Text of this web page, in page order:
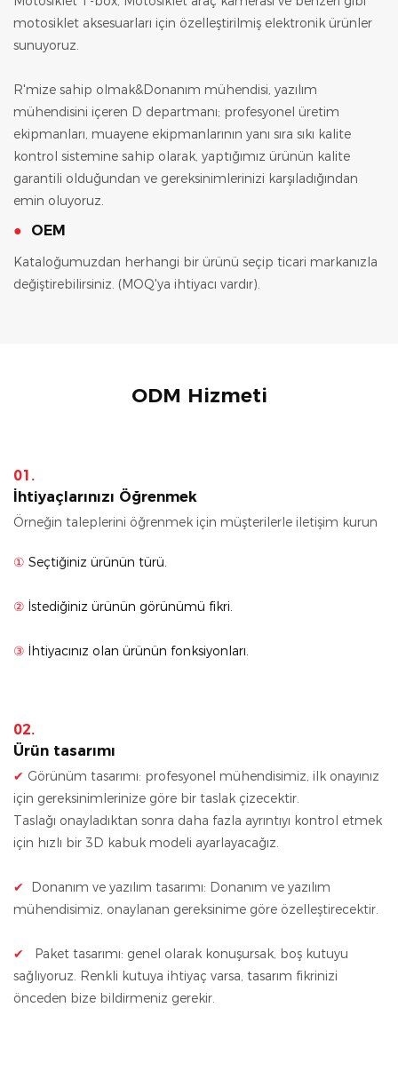
motosiklet aksesuarları için özelleştirilmiş elektronik ürünler
sunuyoruz.
R'mize sahip olmak&Donanım mühendisi, yazılım
mühendisini içeren D departmanı; profesyonel üretim
ekipmanları, muayene ekipmanlarının yanı sıra sıkı kalite
kontrol sistemine sahip olarak, yaptığımız ürünün kalite
garantili olduğundan ve gereksinimlerinizi karşıladığından
emin oluyoruz.
● OEM
Kataloğumuzdan herhangi bir ürünü seçip ticari markanızla
değiştirebilirsiniz. (MOQ'ya ihtiyacı vardır).
ODM Hizmeti
01.
İhtiyaçlarınızı Öğrenmek
Örneğin taleplerini öğrenmek için müşterilerle iletişim kurun
① Seçtiğiniz ürünün türü.
② İstediğiniz ürünün görünümü fikri.
③ İhtiyacınız olan ürünün fonksiyonları.
02.
Ürün tasarımı
✔ Görünüm tasarımı: profesyonel mühendisimiz, ilk onayınız
için gereksinimlerinize göre bir taslak çizecektir.
Taslağı onayladıktan sonra daha fazla ayrıntıyı kontrol etmek
için hızlı bir 3D kabuk modeli ayarlayacağız.
✔
Donanım ve yazılım tasarımı: Donanım ve yazılım
mühendisimiz, onaylanan gereksinime göre özelleştirecektir.
✔
Paket tasarımı: genel olarak konuşursak, boş kutuyu
sağlıyoruz. Renkli kutuya ihtiyaç varsa, tasarım fikrinizi
önceden bize bildirmeniz gerekir.